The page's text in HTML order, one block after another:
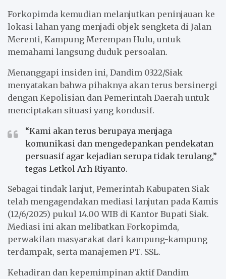
Forkopimda kemudian melanjutkan peninjauan ke
lokasi lahan yang menjadi objek sengketa di Jalan
Merenti, Kampung Merempan Hulu, untuk
memahami langsung duduk persoalan.
Menanggapi insiden ini, Dandim 0322/Siak
menyatakan bahwa pihaknya akan terus bersinergi
dengan Kepolisian dan Pemerintah Daerah untuk
menciptakan situasi yang kondusif.
“Kami akan terus berupaya menjaga
komunikasi dan mengedepankan pendekatan
persuasif agar kejadian serupa tidak terulang,”
tegas Letkol Arh Riyanto.
Sebagai tindak lanjut, Pemerintah Kabupaten Siak
telah mengagendakan mediasi lanjutan pada Kamis
(12/6/2025) pukul 14.00 WIB di Kantor Bupati Siak.
Mediasi ini akan melibatkan Forkopimda,
perwakilan masyarakat dari kampung-kampung
terdampak, serta manajemen PT. SSL.
Kehadiran dan kepemimpinan aktif Dandim